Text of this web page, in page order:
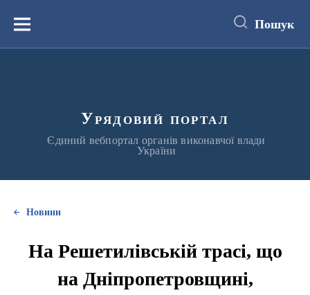
вмістуМеню Пошук
Урядовий портал
Єдиний вебпортал органів виконавчої влади
України
Новини
На Решетилівській трасі, що
на Дніпропетровщині,